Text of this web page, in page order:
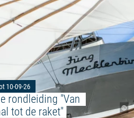
©
10-09-26
rondleiding "Van
tot de raket"